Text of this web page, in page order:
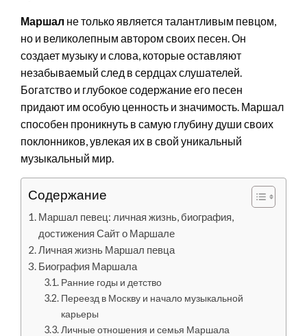
Маршал не только является талантливым певцом,
но и великолепным автором своих песен. Он
создает музыку и слова, которые оставляют
незабываемый след в сердцах слушателей.
Богатство и глубокое содержание его песен
придают им особую ценность и значимость. Маршал
способен проникнуть в самую глубину души своих
поклонников, увлекая их в свой уникальный
музыкальный мир.
Содержание
Маршал певец: личная жизнь, биография,
достижения Сайт о Маршале
Личная жизнь Маршал певца
Биография Маршала
Ранние годы и детство
Переезд в Москву и начало музыкальной
карьеры
Личные отношения и семья Маршала